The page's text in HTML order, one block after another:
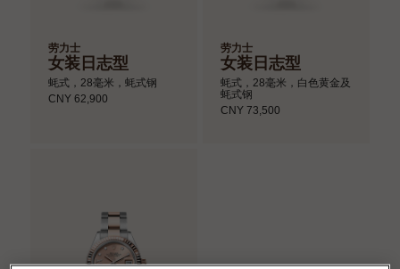
劳力士
女装日志型
蚝式，28毫米，蚝式钢
CNY 62,900
劳力士
女装日志型
蚝式，28毫米，白色黄金及
蚝式钢
CNY 73,500